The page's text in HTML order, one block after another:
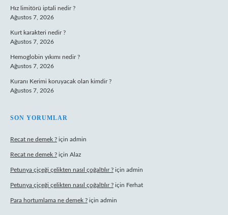
Hız limitörü iptali nedir ?
Ağustos 7, 2026
Kurt karakteri nedir ?
Ağustos 7, 2026
Hemoglobin yıkımı nedir ?
Ağustos 7, 2026
Kuranı Kerimi koruyacak olan kimdir ?
Ağustos 7, 2026
SON YORUMLAR
Recat ne demek ? için admin
Recat ne demek ? için Alaz
Petunya çiçeği çelikten nasıl çoğaltılır ? için admin
Petunya çiçeği çelikten nasıl çoğaltılır ? için Ferhat
Para hortumlama ne demek ? için admin